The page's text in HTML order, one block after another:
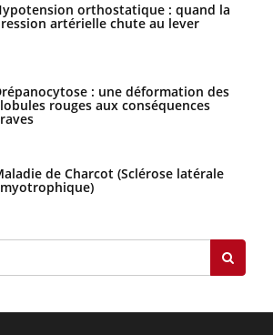
orthostatique : quand la
artérielle chute au lever
: une déformation des
rouges aux conséquences
de Charcot (Sclérose latérale